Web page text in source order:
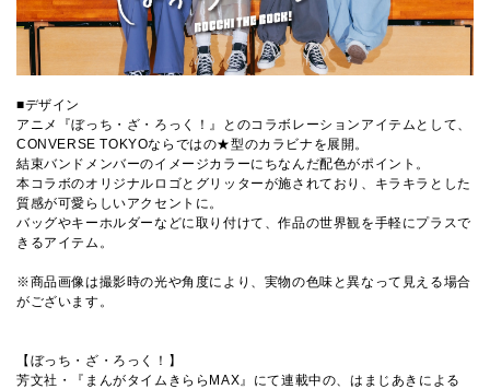
■デザイン
アニメ『ぼっち・ざ・ろっく！』とのコラボレーションアイテムとして、
CONVERSE TOKYOならではの★型のカラビナを展開。
結束バンドメンバーのイメージカラーにちなんだ配色がポイント。
本コラボのオリジナルロゴとグリッターが施されており、キラキラとした
質感が可愛らしいアクセントに。
バッグやキーホルダーなどに取り付けて、作品の世界観を手軽にプラスで
きるアイテム。
※商品画像は撮影時の光や角度により、実物の色味と異なって見える場合
がございます。
【ぼっち・ざ・ろっく！】
芳文社・『まんがタイムきららMAX』にて連載中の、はまじあきによる